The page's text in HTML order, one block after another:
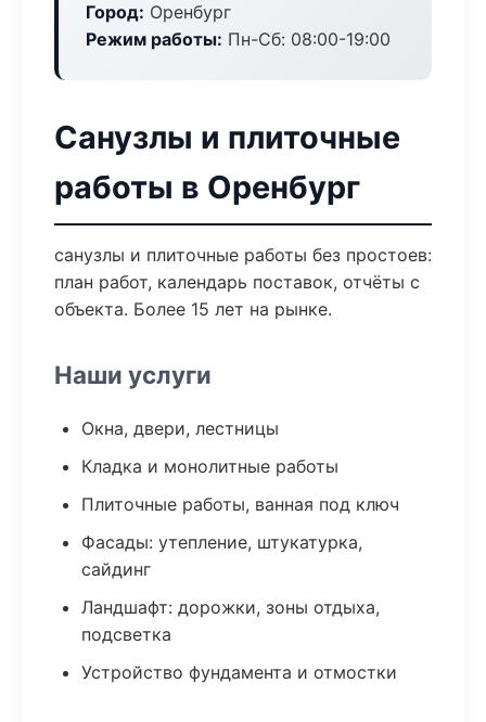
Город: Оренбург
Режим работы: Пн-Сб: 08:00-19:00
Санузлы и плиточные
работы в Оренбург
санузлы и плиточные работы без простоев:
план работ, календарь поставок, отчёты с
объекта. Более 15 лет на рынке.
Наши услуги
Окна, двери, лестницы
Кладка и монолитные работы
Плиточные работы, ванная под ключ
Фасады: утепление, штукатурка,
сайдинг
Ландшафт: дорожки, зоны отдыха,
подсветка
Устройство фундамента и отмостки